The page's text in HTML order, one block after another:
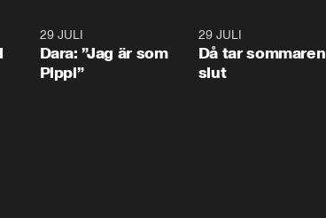
29 JULI
Dara: ”Jag är som
Pippi”
29 JULI
Då tar sommaren
slut